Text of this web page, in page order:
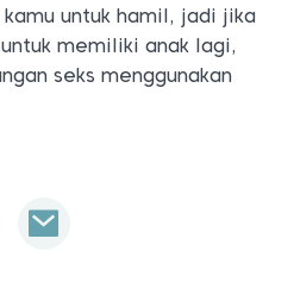
untuk hamil, jadi jika
memiliki anak lagi,
seks menggunakan